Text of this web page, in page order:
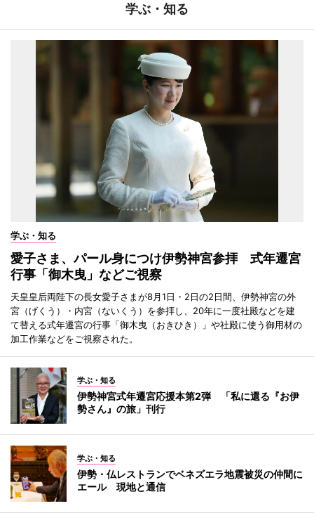
学ぶ・知る
学ぶ・知る
愛子さま、パール身につけ伊勢神宮参拝 式年遷宮
行事「御木曳」などご視察
天皇皇后両陛下の長女愛子さまが8月1日・2日の2日間、伊勢神宮の外
宮（げくう）・内宮（ないくう）を参拝し、20年に一度社殿などを建
て替える式年遷宮の行事「御木曳（おきひき）」や社殿に使う御用材の
加工作業などをご視察された。
学ぶ・知る
伊勢神宮式年遷宮応援本第2弾 「私に還る『お伊
勢さん』の旅」刊行
学ぶ・知る
伊勢・仏レストランでベネズエラ地震被災の仲間に
エール 現地と通信